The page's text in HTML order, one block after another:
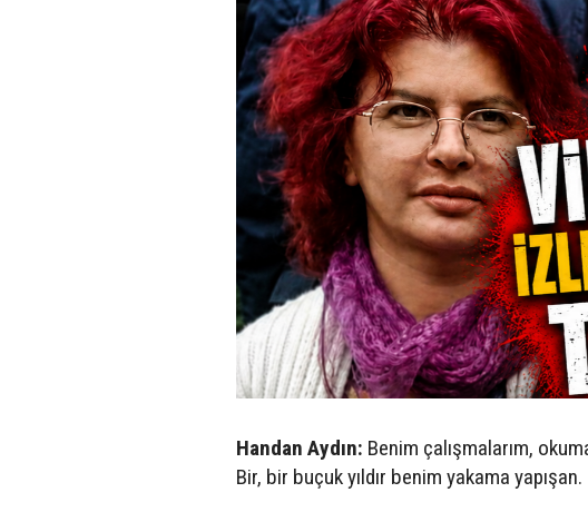
Handan Aydın: Benim çalışmalarım,
Bir, bir buçuk yıldır benim yakama yapışan.